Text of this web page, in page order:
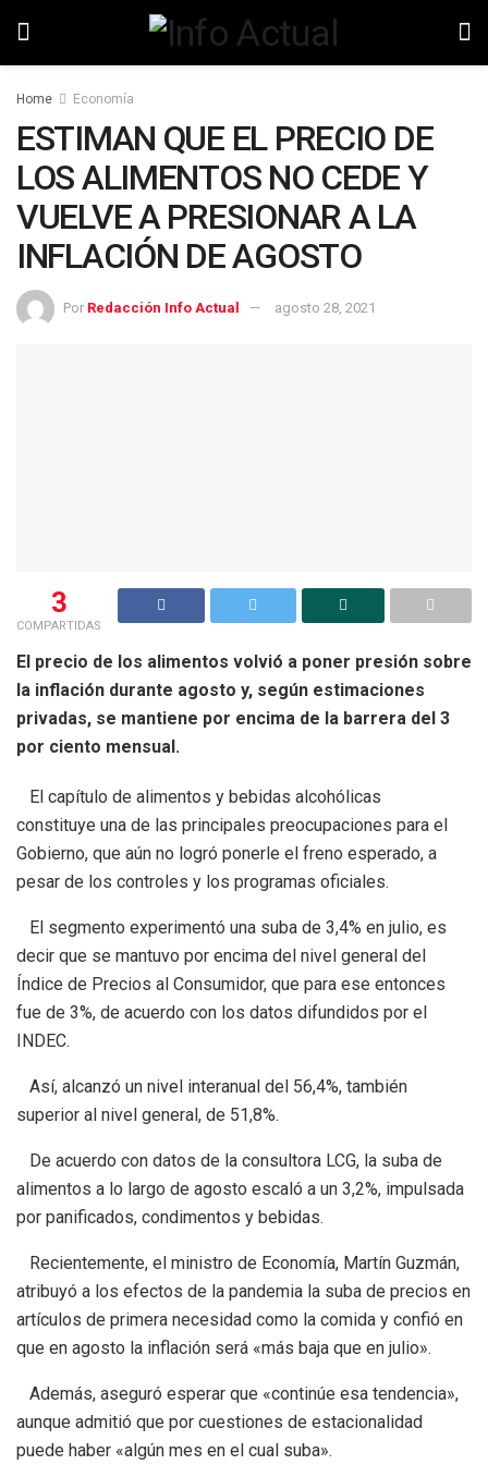
Home Economía
ESTIMAN QUE EL PRECIO DE
LOS ALIMENTOS NO CEDE Y
VUELVE A PRESIONAR A LA
INFLACIÓN DE AGOSTO
Por Redacción Info Actual agosto 28, 2021
3
COMPARTIDAS
El precio de los alimentos volvió a poner presión sobre
la inflación durante agosto y, según estimaciones
privadas, se mantiene por encima de la barrera del 3
por ciento mensual.
El capítulo de alimentos y bebidas alcohólicas
constituye una de las principales preocupaciones para el
Gobierno, que aún no logró ponerle el freno esperado, a
pesar de los controles y los programas oficiales.
El segmento experimentó una suba de 3,4% en julio, es
decir que se mantuvo por encima del nivel general del
Índice de Precios al Consumidor, que para ese entonces
fue de 3%, de acuerdo con los datos difundidos por el
INDEC.
Así, alcanzó un nivel interanual del 56,4%, también
superior al nivel general, de 51,8%.
De acuerdo con datos de la consultora LCG, la suba de
alimentos a lo largo de agosto escaló a un 3,2%, impulsada
por panificados, condimentos y bebidas.
Recientemente, el ministro de Economía, Martín Guzmán,
atribuyó a los efectos de la pandemia la suba de precios en
artículos de primera necesidad como la comida y confió en
que en agosto la inflación será «más baja que en julio».
Además, aseguró esperar que «continúe esa tendencia»,
aunque admitió que por cuestiones de estacionalidad
puede haber «algún mes en el cual suba».